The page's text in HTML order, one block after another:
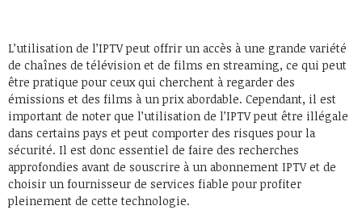
L’utilisation de l’IPTV peut offrir un accès à une grande variété
de chaînes de télévision et de films en streaming, ce qui peut
être pratique pour ceux qui cherchent à regarder des
émissions et des films à un prix abordable. Cependant, il est
important de noter que l’utilisation de l’IPTV peut être illégale
dans certains pays et peut comporter des risques pour la
sécurité. Il est donc essentiel de faire des recherches
approfondies avant de souscrire à un abonnement IPTV et de
choisir un fournisseur de services fiable pour profiter
pleinement de cette technologie.